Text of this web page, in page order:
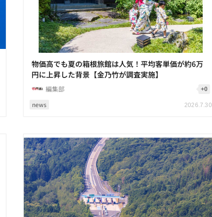
news 2026.7.30
物価高でも夏の箱根旅館は人気！平均客単価が約6万
円に上昇した背景【金乃竹が調査実施】
編集部 +0